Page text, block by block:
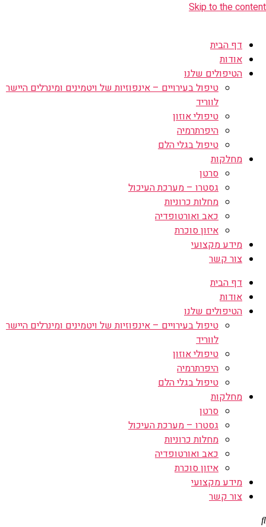
Skip to the content
דף הבית
אודות
הטיפולים שלנו
טיפול בעירויים – אינפוזיות של ויטמינים ומינרלים היישר
לווריד
טיפולי אוזון
היפרתרמיה
טיפול בגלי הלם
מחלקות
סרטן
גסטרו – מערכת העיכול
מחלות כרוניות
כאב ואורטופדיה
איזון סוכרת
מידע מקצועי
צור קשר
דף הבית
אודות
הטיפולים שלנו
טיפול בעירויים – אינפוזיות של ויטמינים ומינרלים היישר
לווריד
טיפולי אוזון
היפרתרמיה
טיפול בגלי הלם
מחלקות
סרטן
גסטרו – מערכת העיכול
מחלות כרוניות
כאב ואורטופדיה
איזון סוכרת
מידע מקצועי
צור קשר